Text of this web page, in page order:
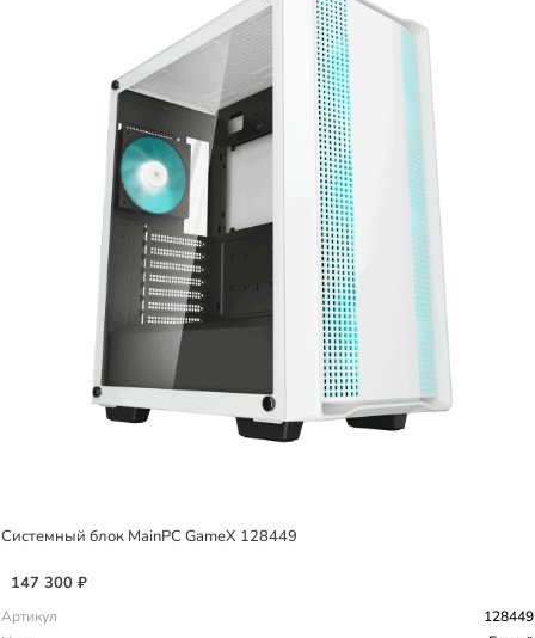
Системный блок MainPC GameX 128449
147 300 ₽
Артикул
128449